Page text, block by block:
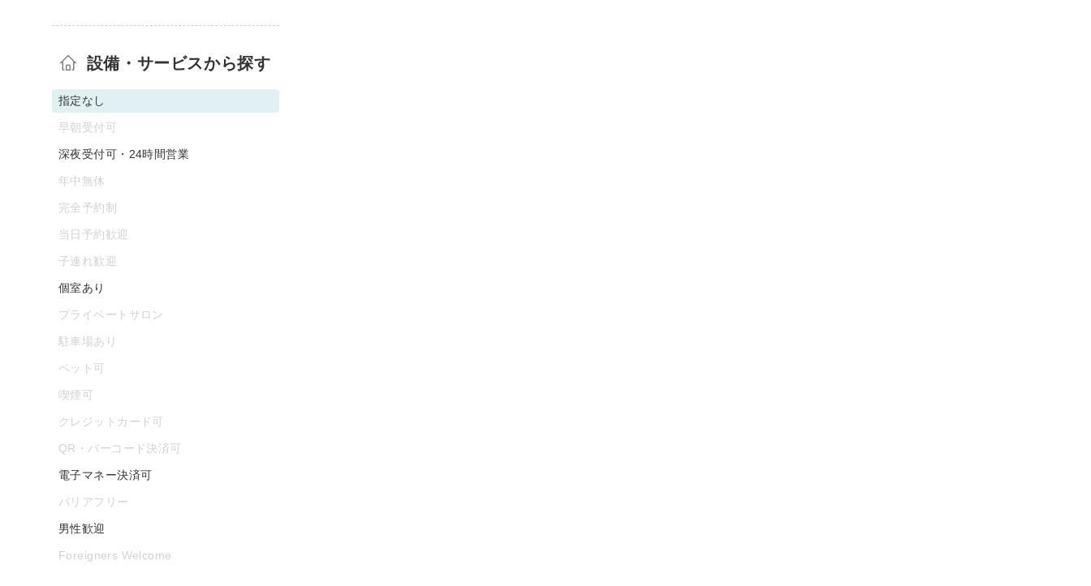
設備・サービスから探す
指定なし
早朝受付可
深夜受付可・24時間営業
年中無休
完全予約制
当日予約歓迎
子連れ歓迎
個室あり
プライベートサロン
駐車場あり
ペット可
喫煙可
クレジットカード可
QR・バーコード決済可
電子マネー決済可
バリアフリー
男性歓迎
Foreigners Welcome